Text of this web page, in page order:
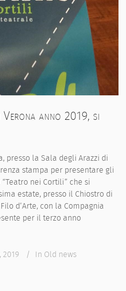
anno 2019, si
presso la Sala degli Arazzi di
stampa per presentare gli
nei Cortili” che si
estate, presso il Chiostro di
d’Arte, con la Compagnia
per il terzo anno
2019 / In Old news